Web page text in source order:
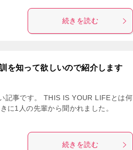
続きを読む
を知って欲しいので紹介します
記事です。 THIS IS YOUR LIFEとは何
に1人の先輩から聞かれました。
続きを読む